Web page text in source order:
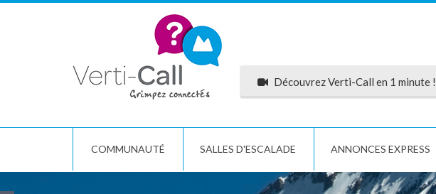
Découvrez Verti-Call en 1 minute !
COMMUNAUTÉ SALLES D'ESCALADE ANNONCES EXPRESS